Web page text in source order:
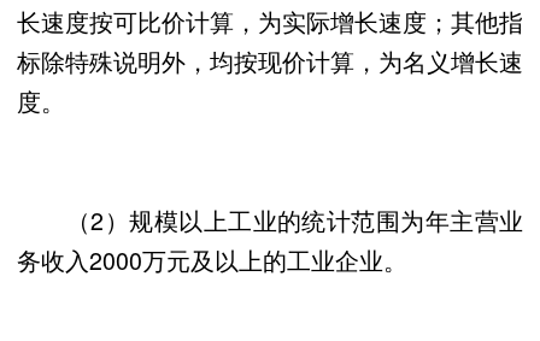
长速度按可比价计算，为实际增长速度；其他指
标除特殊说明外，均按现价计算，为名义增长速
度。
（2）规模以上工业的统计范围为年主营业
务收入2000万元及以上的工业企业。